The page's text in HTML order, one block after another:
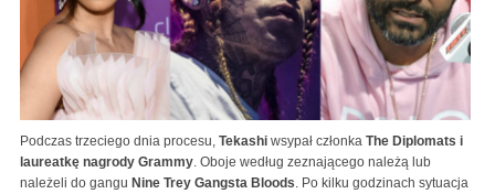
Podczas trzeciego dnia procesu, Tekashi wsypał członka The Diplomats i
laureatkę nagrody Grammy. Oboje według zeznającego należą lub
należeli do gangu Nine Trey Gangsta Bloods. Po kilku godzinach sytuacja